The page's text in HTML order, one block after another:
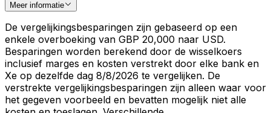
Meer informatie
De vergelijkingsbesparingen zijn gebaseerd op een
enkele overboeking van GBP 20,000 naar USD.
Besparingen worden berekend door de wisselkoers
inclusief marges en kosten verstrekt door elke bank en
Xe op dezelfde dag 8/8/2026 te vergelijken. De
verstrekte vergelijkingsbesparingen zijn alleen waar voor
het gegeven voorbeeld en bevatten mogelijk niet alle